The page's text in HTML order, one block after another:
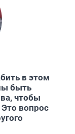
в этом
быть
чтобы
вопрос